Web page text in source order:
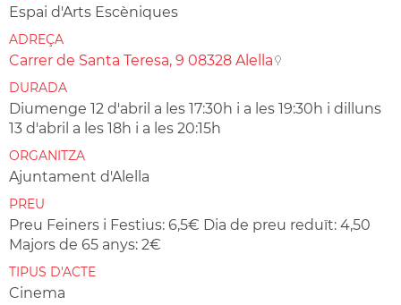
Espai d'Arts Escèniques
ADREÇA
Carrer de Santa Teresa, 9 08328 Alella
DURADA
Diumenge 12 d'abril a les 17:30h i a les 19:30h i dilluns
13 d'abril a les 18h i a les 20:15h
ORGANITZA
Ajuntament d'Alella
PREU
Preu Feiners i Festius: 6,5€ Dia de preu reduït: 4,50
Majors de 65 anys: 2€
TIPUS D'ACTE
Cinema